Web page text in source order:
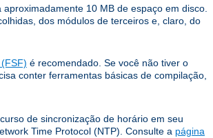
10 MB de espaço em disco.
dos módulos de terceiros e, claro, do
é recomendado. Se você não tiver o
conter ferramentas básicas de compilação,
de sincronização de horário em seu
Time Protocol (NTP). Consulte a página